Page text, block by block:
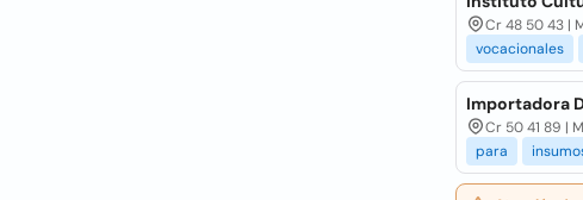
Cr 48 50 43 |
vocacionales
Importadora
Cr 50 41 89 |
para